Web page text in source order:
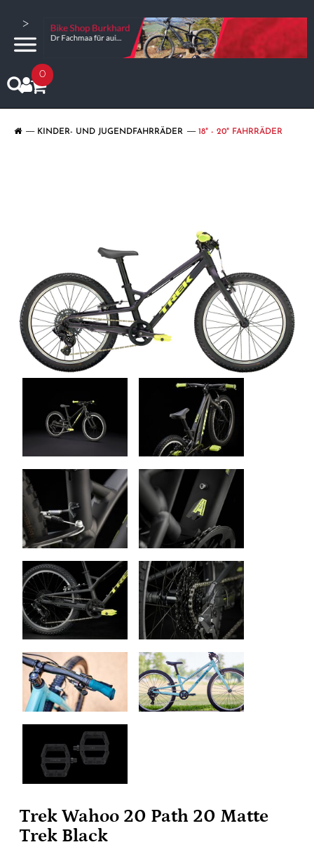
>
0
KINDER- UND JUGENDFAHRRÄDER 18" - 20" FAHRRÄDER
Trek Wahoo 20 Path 20 Matte
Trek Black